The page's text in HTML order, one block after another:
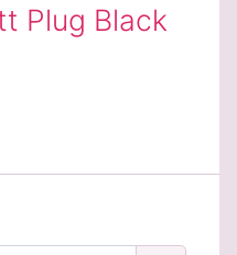
Plug Black